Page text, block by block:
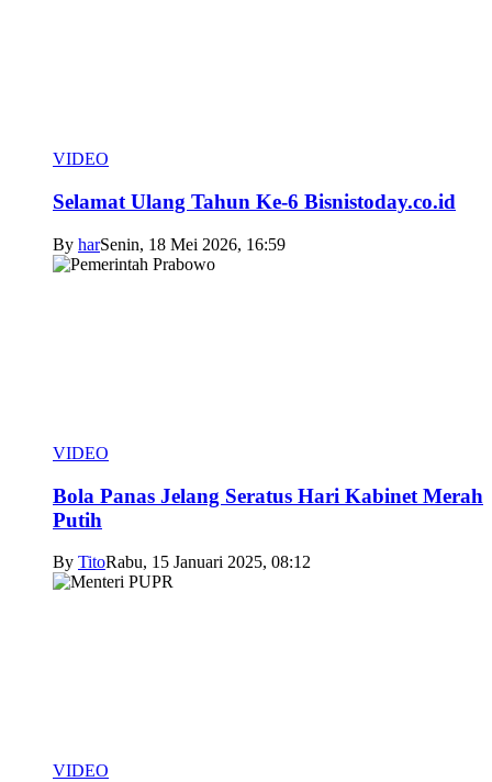
VIDEO
Selamat Ulang Tahun Ke-6 Bisnistoday.co.id
By harSenin, 18 Mei 2026, 16:59
VIDEO
Bola Panas Jelang Seratus Hari Kabinet Merah
Putih
By TitoRabu, 15 Januari 2025, 08:12
VIDEO